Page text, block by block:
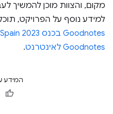
מקום, והצוות מוכן להמשיך
למידע נוסף על הפרויקט,
Goodnotes בכנס NSSpain 2023
Goodnotes לאינטרנט
.
המידע